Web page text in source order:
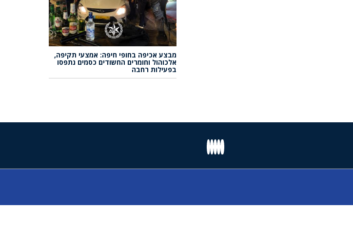
מבצע אכיפה בחופי חיפה: אמצעי תקיפה,
אלכוהול וחומרים החשודים כסמים נתפסו
בפעילות רחבה